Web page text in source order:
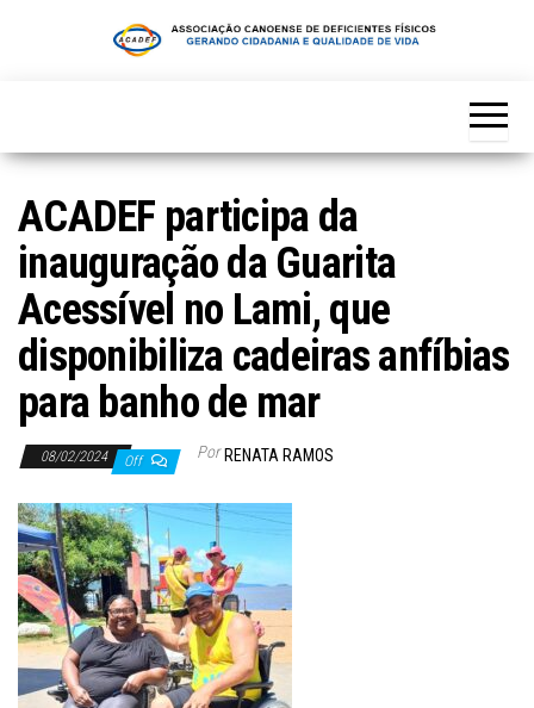
ACADEF participa da
inauguração da Guarita
Acessível no Lami, que
disponibiliza cadeiras anfíbias
para banho de mar
08/02/2024 Off Por RENATA RAMOS